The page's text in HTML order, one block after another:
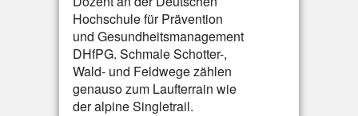
Hochschule für Prävention
und Gesundheitsmanagement
DHfPG. Schmale Schotter-,
Wald- und Feldwege zählen
genauso zum Laufterrain wie
der alpine Singletrail.